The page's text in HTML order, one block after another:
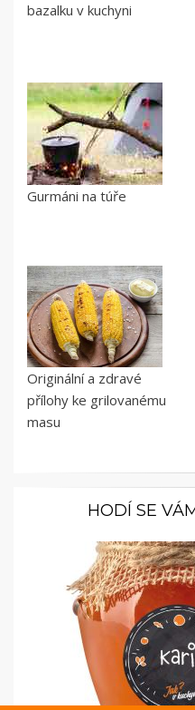
bazalku v kuchyni
Gurmáni na túře
Originální a zdravé
přílohy ke grilovanému
masu
HODÍ SE